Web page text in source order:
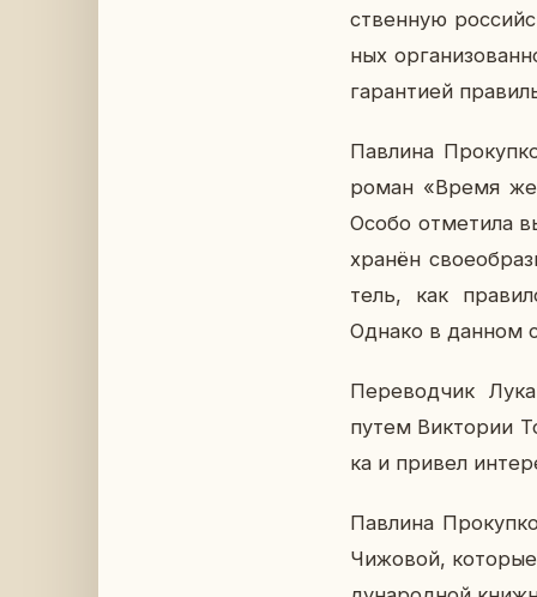
ствен­ную
ных
га­ран­ти­ей
Пав­ли­на
роман «Время
Особо от­ме­ти­ла
хра­нён
тель, как
Однако в данном
Пе­ре­вод­чик
путем Вик­то­рии
ка и привел
Пав­ли­на
Чи­жо­вой,